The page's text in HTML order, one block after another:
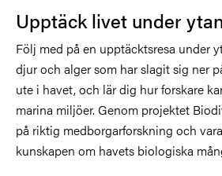
Upptäck livet under ytan
Följ med på en upptäcktsresa under
djur och alger som har slagit sig ner
ute i havet, och lär dig hur forskare
marina miljöer. Genom projektet
på riktig medborgarforskning och
kunskapen om havets biologiska